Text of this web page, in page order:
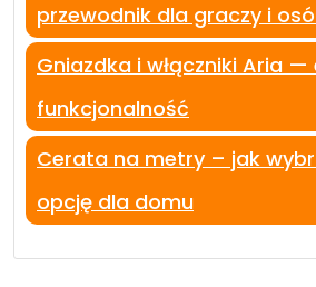
przewodnik dla graczy i
Gniazdka i włączniki Aria
funkcjonalność
Cerata na metry – jak
opcję dla domu